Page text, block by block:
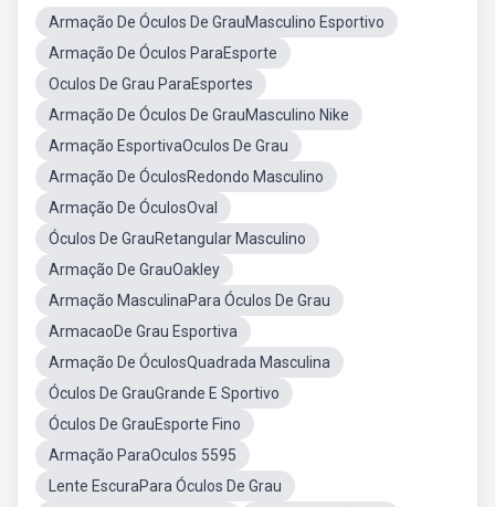
Armação De Óculos De GrauMasculino Esportivo
Armação De Óculos ParaEsporte
Oculos De Grau ParaEsportes
Armação De Óculos De GrauMasculino Nike
Armação EsportivaOculos De Grau
Armação De ÓculosRedondo Masculino
Armação De ÓculosOval
Óculos De GrauRetangular Masculino
Armação De GrauOakley
Armação MasculinaPara Óculos De Grau
ArmacaoDe Grau Esportiva
Armação De ÓculosQuadrada Masculina
Óculos De GrauGrande E Sportivo
Óculos De GrauEsporte Fino
Armação ParaOculos 5595
Lente EscuraPara Óculos De Grau